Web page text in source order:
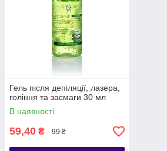
Гель після депіляції, лазера,
гоління та засмаги 30 мл
В наявності
59,40 ₴ 99 ₴